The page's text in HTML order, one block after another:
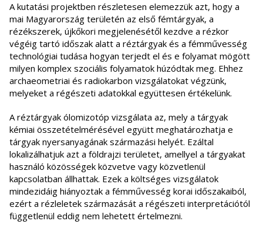
A kutatási projektben részletesen elemezzük azt, hogy a
mai Magyarország területén az első fémtárgyak, a
rézékszerek, újkőkori megjelenésétől kezdve a rézkor
végéig tartó időszak alatt a réztárgyak és a fémművesség
technológiai tudása hogyan terjedt el és e folyamat mögött
milyen komplex szociális folyamatok húzódtak meg. Ehhez
archaeometriai és radiokarbon vizsgálatokat végzünk,
melyeket a régészeti adatokkal együttesen értékelünk.
A réztárgyak ólomizotóp vizsgálata az, mely a tárgyak
kémiai összetételmérésével együtt meghatározhatja e
tárgyak nyersanyagának származási helyét. Ezáltal
lokalizálhatjuk azt a földrajzi területet, amellyel a tárgyakat
használó közösségek közvetve vagy közvetlenül
kapcsolatban állhattak. Ezek a költséges vizsgálatok
mindezidáig hiányoztak a fémművesség korai időszakaiból,
ezért a rézleletek származását a régészeti interpretációtól
függetlenül eddig nem lehetett értelmezni.